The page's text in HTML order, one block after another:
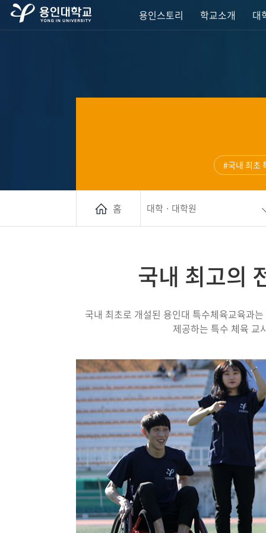
용인스토리 학교소개 대
#국내 최초
홈 대학 · 대학원
국내 최고의
국내 최초로 개설된 용인대 특수체육교육과
제공하는 특수 체육 교